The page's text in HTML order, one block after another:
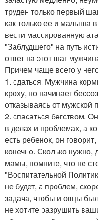
труден только первый
как только ее и малыша
вести массированную
"Заблудшего" на путь
ответ на этот шаг
Причем чаще всего у
1. сдаться. Мужчина
кроху, но начинает
отказываясь от мужской
2. спасаться бегством.
в делах и проблемах, а
есть ребенок, он
конечно. Сколько нужно,
мамы, помните, что не
"Воспитательной
не будет, а проблем,
задача, чтобы и овцы
не хотите разрушить